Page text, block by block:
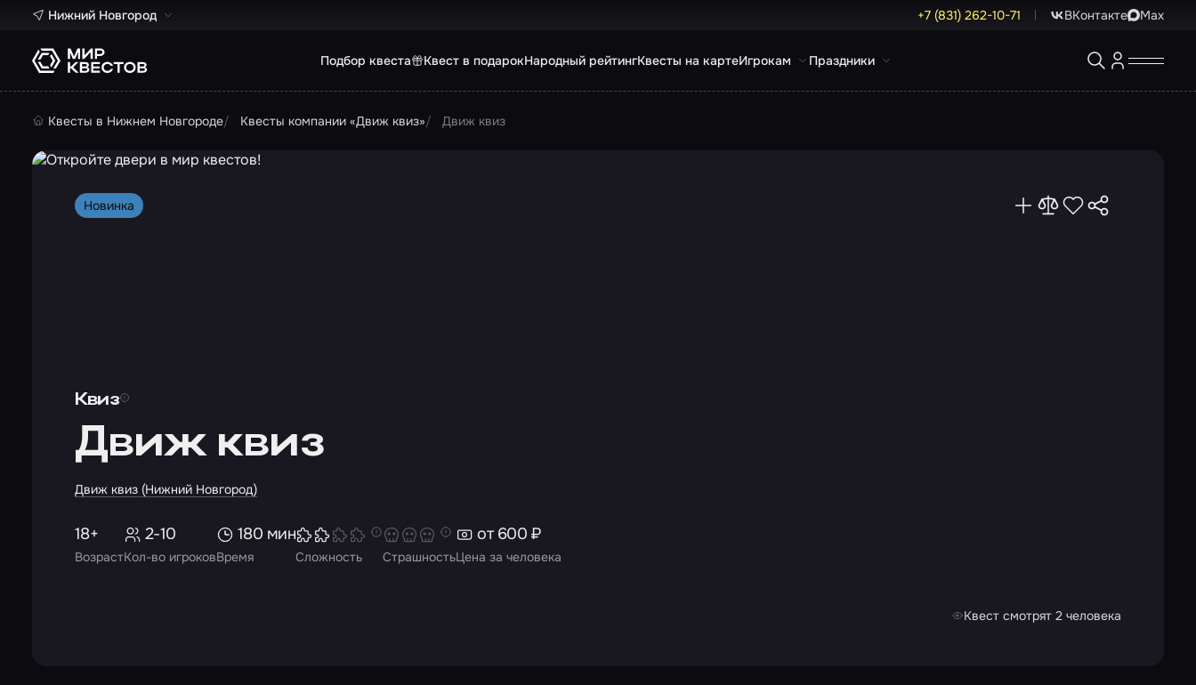
Нижний Новгород +7 (831) 262-10-71 ВКонтакте Max
Подбор квеста Квест в подарокНародный рейтингКвесты на картеИгрокам Праздники
Квесты в Нижнем Новгороде Квесты компании «Движ квиз» Движ квиз
Новинка
Квиз
Движ квиз
Движ квиз (Нижний Новгород)
Возраст
18+
Кол-во игроков
2-10
Время
180 мин
Сложность СтрашностьЦена за человека
от 600 ₽
Квест смотрят 2 человека